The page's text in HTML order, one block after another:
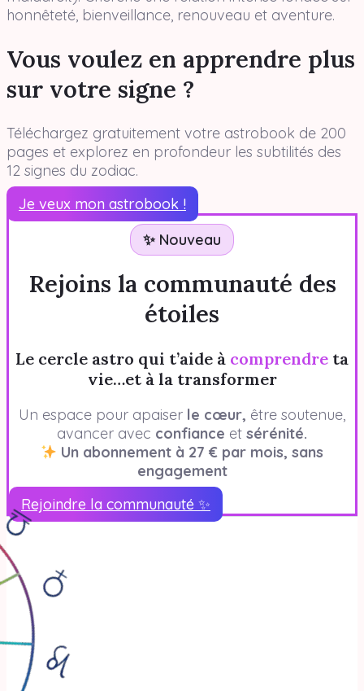
honnêteté, bienveillance, renouveau et aventure.
Vous voulez en apprendre plus
sur votre signe ?
Téléchargez gratuitement votre astrobook de 200
pages et explorez en profondeur les subtilités des
12 signes du zodiac.
Je veux mon astrobook !
✨ Nouveau
Rejoins la communauté des
étoiles
Le cercle astro qui t’aide à comprendre ta
vie…et à la transformer
Un espace pour apaiser le cœur, être soutenue,
avancer avec confiance et sérénité.
Un abonnement à 27 € par mois, sans
engagement
Rejoindre la communauté ✨